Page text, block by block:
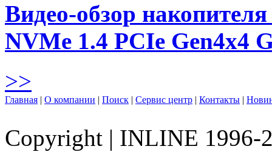
Видео-обзор
NVMe 1.4 PCIe Gen4х4
>>
Главная | О компании | Поиск | Сервис центр | Контакты |
Copyright | INLINE 1996-